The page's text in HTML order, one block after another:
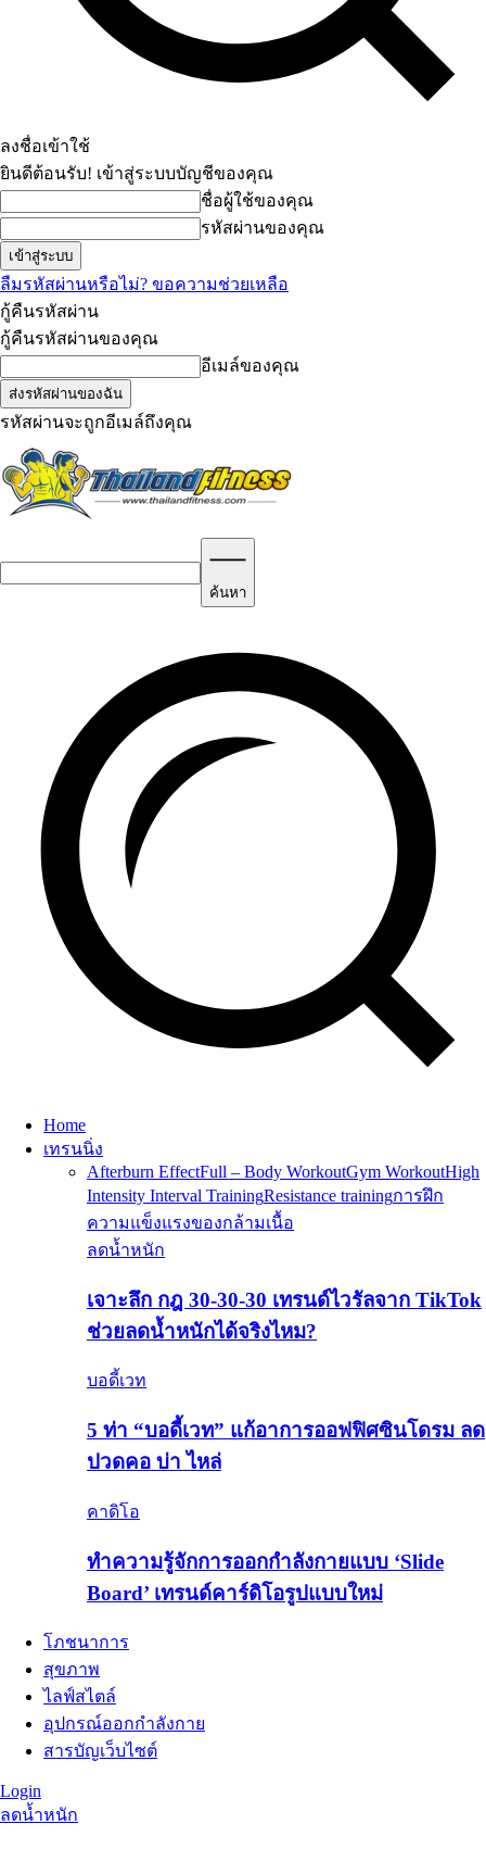
ลงชื่อเข้าใช้
ยินดีต้อนรับ! เข้าสู่ระบบบัญชีของคุณ
ชื่อผู้ใช้ของคุณ
รหัสผ่านของคุณ
ลืมรหัสผ่านหรือไม่? ขอความช่วยเหลือ
กู้คืนรหัสผ่าน
กู้คืนรหัสผ่านของคุณ
อีเมล์ของคุณ
รหัสผ่านจะถูกอีเมล์ถึงคุณ
ค้นหา
Home
เทรนนิ่ง
Afterburn EffectFull – Body WorkoutGym WorkoutHigh
Intensity Interval TrainingResistance trainingการฝึก
ความแข็งแรงของกล้ามเนื้อ
ลดน้ำหนัก
เจาะลึก กฎ 30-30-30 เทรนด์ไวรัลจาก TikTok
ช่วยลดน้ำหนักได้จริงไหม?
บอดี้เวท
5 ท่า “บอดี้เวท” แก้อาการออฟฟิศซินโดรม ลด
ปวดคอ บ่า ไหล่
คาดิโอ
ทำความรู้จักการออกกำลังกายแบบ ‘Slide
Board’ เทรนด์คาร์ดิโอรูปแบบใหม่
โภชนาการ
สุขภาพ
ไลฟ์สไตล์
อุปกรณ์ออกกำลังกาย
สารบัญเว็บไซต์
Login
ลดน้ำหนัก